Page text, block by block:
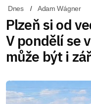
Dnes Adam Wágner
Plzeň si od
V pondělí se
může být i